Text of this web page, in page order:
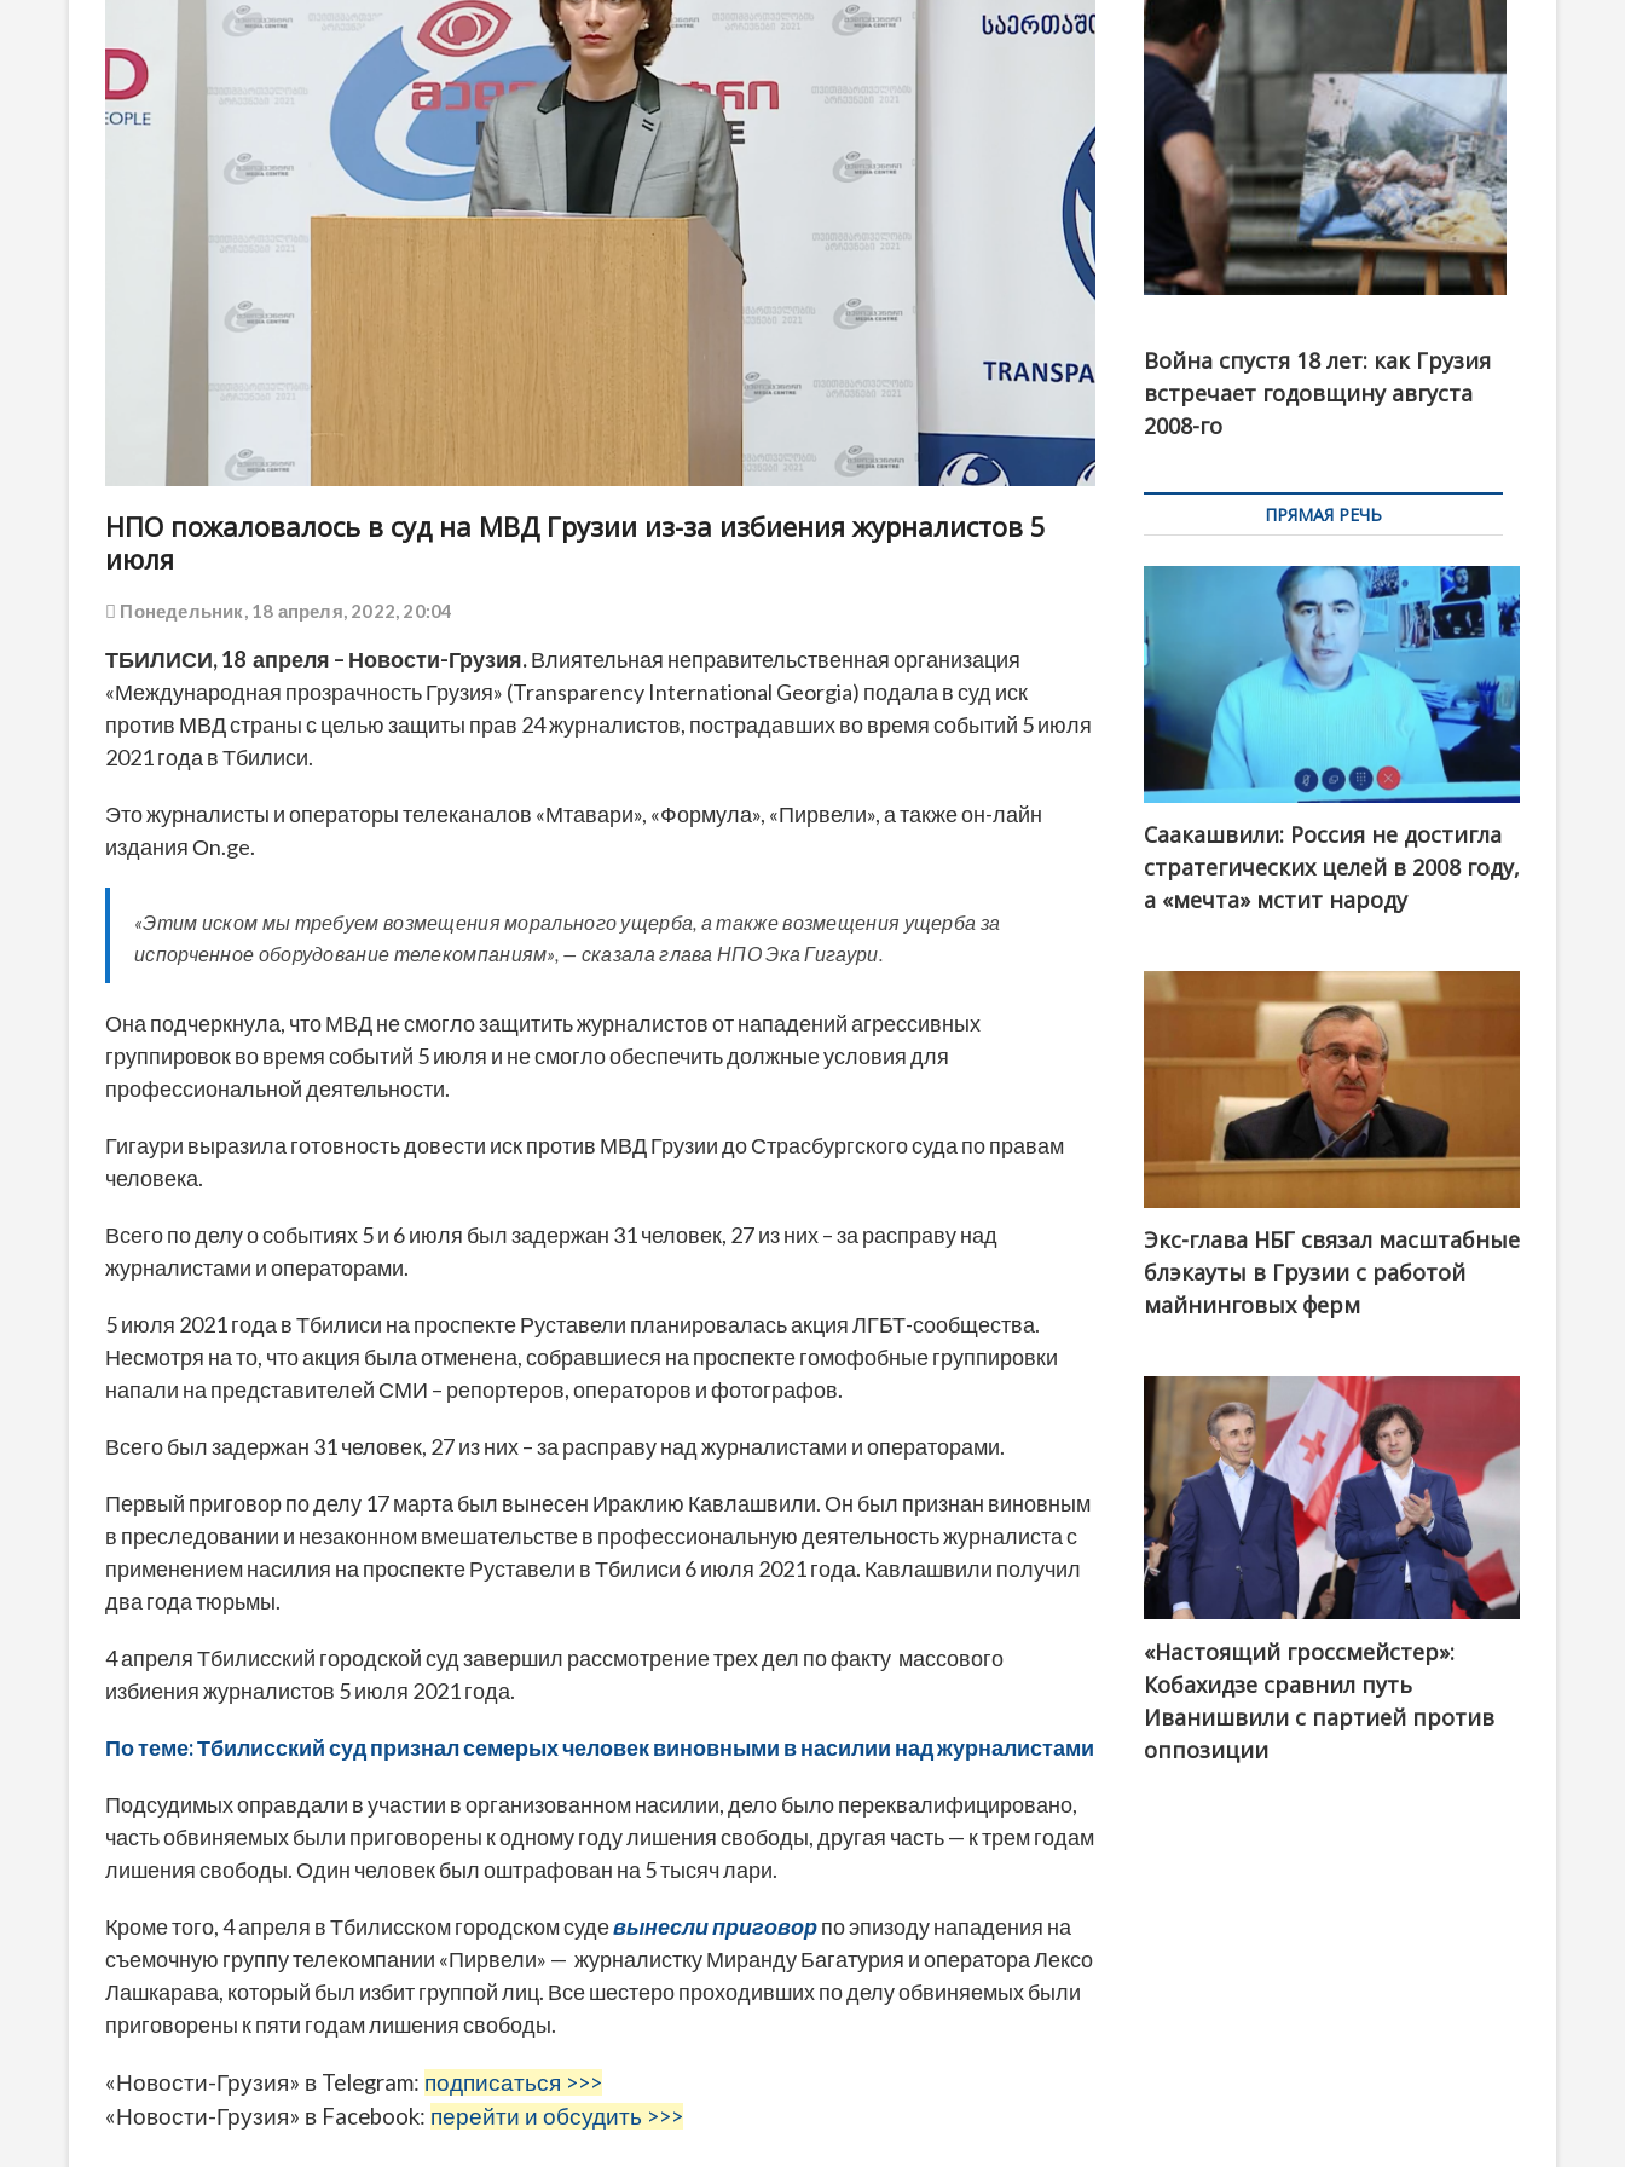
o
n
НПО пожаловалось в суд на МВД Грузии из-за избиения журналистов 5
июля
Понедельник, 18 апреля, 2022, 20:04
ТБИЛИСИ, 18 апреля – Новости-Грузия.Влиятельная неправительственная организация
«Международная прозрачность Грузия» (Transparency International Georgia) подала в суд иск
против МВД страны с целью защиты прав 24 журналистов, пострадавших во время событий 5 июля
2021 года в Тбилиси.
Это журналисты и операторы телеканалов «Мтавари», «Формула», «Пирвели», а также он-лайн
издания Оn.ge.
«Этим иском мы требуем возмещения морального ущерба, а также возмещения ущерба за
испорченное оборудование телекомпаниям», — сказала глава НПО Эка Гигаури.
Она подчеркнула, что МВД не смогло защитить журналистов от нападений агрессивных
группировок во время событий 5 июля и не смогло обеспечить должные условия для
профессиональной деятельности.
Гигаури выразила готовность довести иск против МВД Грузии до Страсбургского суда по правам
человека.
Всего по делу о событиях 5 и 6 июля был задержан 31 человек, 27 из них – за расправу над
журналистами и операторами.
5 июля 2021 года в Тбилиси на проспекте Руставели планировалась акция ЛГБТ-сообщества.
Несмотря на то, что акция была отменена, собравшиеся на проспекте гомофобные группировки
напали на представителей СМИ – репортеров, операторов и фотографов.
Всего был задержан 31 человек, 27 из них – за расправу над журналистами и операторами.
Первый приговор по делу 17 марта был вынесен Ираклию Кавлашвили. Он был признан виновным
в преследовании и незаконном вмешательстве в профессиональную деятельность журналиста с
применением насилия на проспекте Руставели в Тбилиси 6 июля 2021 года. Кавлашвили получил
два года тюрьмы.
4 апреля Тбилисский городской суд завершил рассмотрение трех дел по факту массового
избиения журналистов 5 июля 2021 года.
По теме: Тбилисский суд признал семерых человек виновными в насилии над журналистами
Подсудимых оправдали в участии в организованном насилии, дело было переквалифицировано,
часть обвиняемых были приговорены к одному году лишения свободы, другая часть — к трем годам
лишения свободы. Один человек был оштрафован на 5 тысяч лари.
Кроме того, 4 апреля в Тбилисском городском судевынесли приговорпо эпизоду нападения на
съемочную группу телекомпании «Пирвели» — журналистку Миранду Багатурия и оператора Лексо
Лашкарава, который был избит группой лиц. Все шестеро проходивших по делу обвиняемых были
приговорены к пяти годам лишения свободы.
«Новости-Грузия» в Telegram: подписаться >>>
«Новости-Грузия» в Facebook: перейти и обсудить >>>
канал
Война спустя 18 лет: как Грузия
встречает годовщину августа
2008-го
ПРЯМАЯ РЕЧЬ
Саакашвили: Россия не достигла
стратегических целей в 2008 году,
а «мечта» мстит народу
Экс-глава НБГ связал масштабные
блэкауты в Грузии с работой
майнинговых ферм
@ქართული ოცნება / Georgian Dream
«Настоящий гроссмейстер»:
Кобахидзе сравнил путь
Иванишвили с партией против
оппозиции